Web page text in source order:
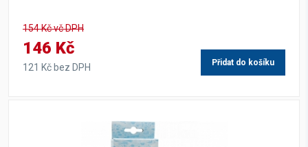
154 Kč vč DPH
146 Kč
121 Kč bez DPH Přidat do košíku